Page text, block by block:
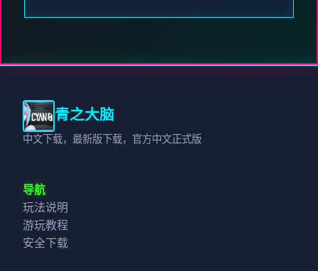
青之大脑
中文下载，最新版下载，官方中文正式版
导航
玩法说明
游玩教程
安全下载